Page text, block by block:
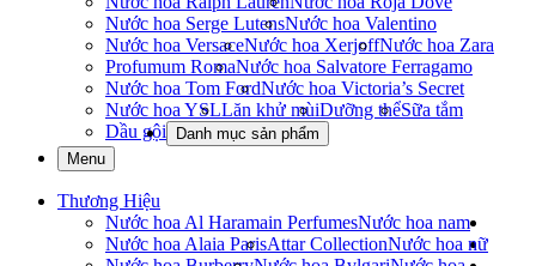
Nước hoa Serge LutensNước hoa Valentino
Nước hoa VersaceNước hoa XerjoffNước hoa Zara
Profumum RomaNước hoa Salvatore Ferragamo
Nước hoa Tom FordNước hoa Victoria’s Secret
Nước hoa YSLLăn khử mùiDưỡng thểSữa tắm
Dầu gội
Danh mục sản phẩm
Menu
Thương Hiệu
Nước hoa Al Haramain Perfumes
Nước hoa Alaia ParisAttar Collection
Nước hoa nam
Nước hoa nữ